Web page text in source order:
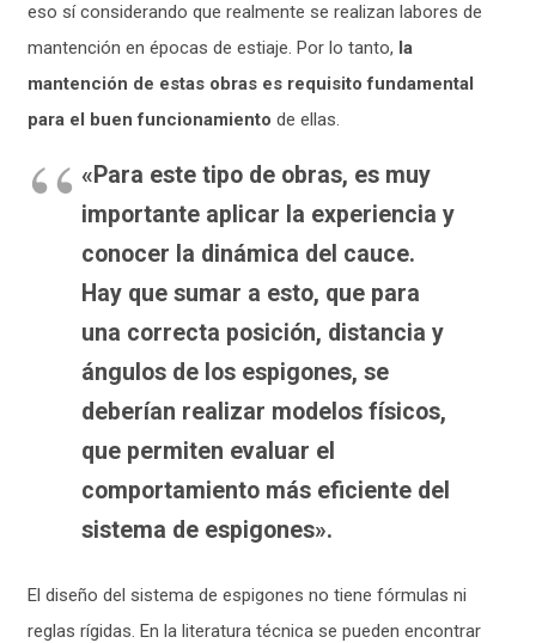
eso sí considerando que realmente se realizan labores de
mantención en épocas de estiaje. Por lo tanto, la
mantención de estas obras es requisito fundamental
para el buen funcionamiento de ellas.
«Para este tipo de obras, es muy
importante aplicar la experiencia y
conocer la dinámica del cauce.
Hay que sumar a esto, que para
una correcta posición, distancia y
ángulos de los espigones, se
deberían realizar modelos físicos,
que permiten evaluar el
comportamiento más eficiente del
sistema de espigones».
El diseño del sistema de espigones no tiene fórmulas ni
reglas rígidas. En la literatura técnica se pueden encontrar